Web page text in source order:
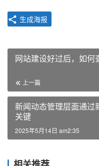
生成海报
网站建设好过后，如何
上一篇
新闻动态管理层面通过
关键
2025年5月14日 am2:35